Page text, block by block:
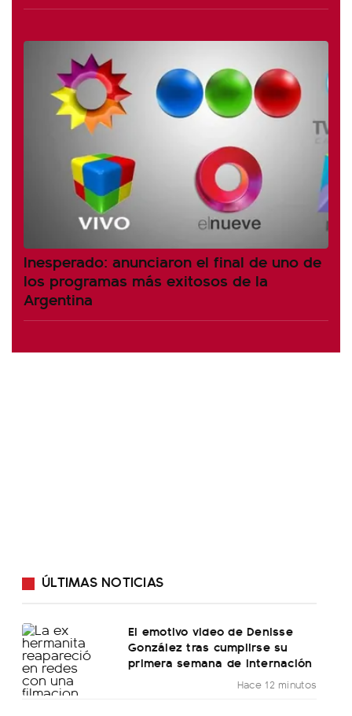
Inesperado: anunciaron el final de uno de
los programas más exitosos de la
Argentina
ÚLTIMAS NOTICIAS
El emotivo video de Denisse
González tras cumplirse su
primera semana de internación
Hace 12 minutos